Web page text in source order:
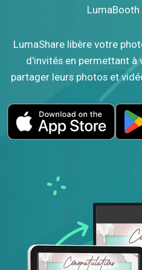
LumaShare libère votre
d'invités en permettant à
partager leurs photos et